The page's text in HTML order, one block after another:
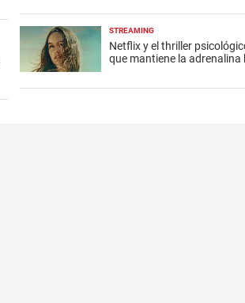
STREAMING
Netflix y el thriller
que mantiene la adrenalina